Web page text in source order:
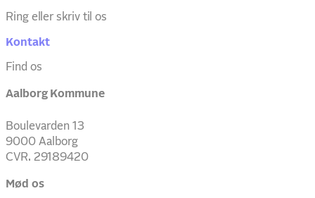
Ring eller skriv til os
Kontakt
Find os
Aalborg Kommune
Boulevarden 13
9000 Aalborg
CVR. 29189420
Mød os